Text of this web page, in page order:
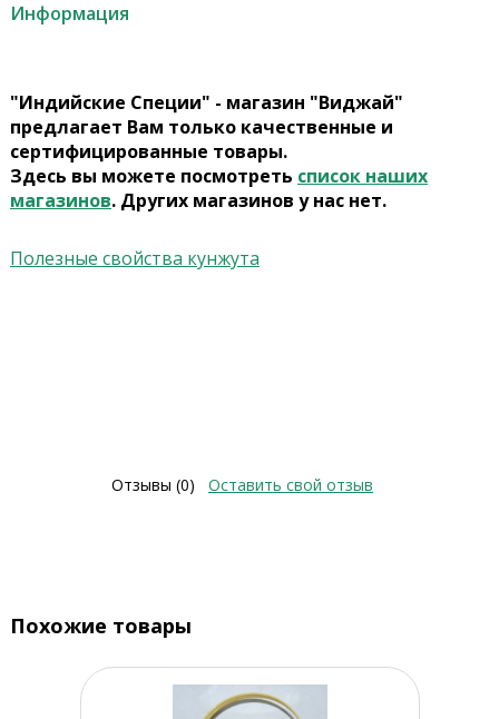
Информация
"Индийские Специи" - магазин "Виджай"
предлагает Вам только качественные и
сертифицированные товары.
Здесь вы можете посмотреть список наших
магазинов. Других магазинов у нас нет.
Полезные свойства кунжута
Отзывы (0) Оставить свой отзыв
Похожие товары